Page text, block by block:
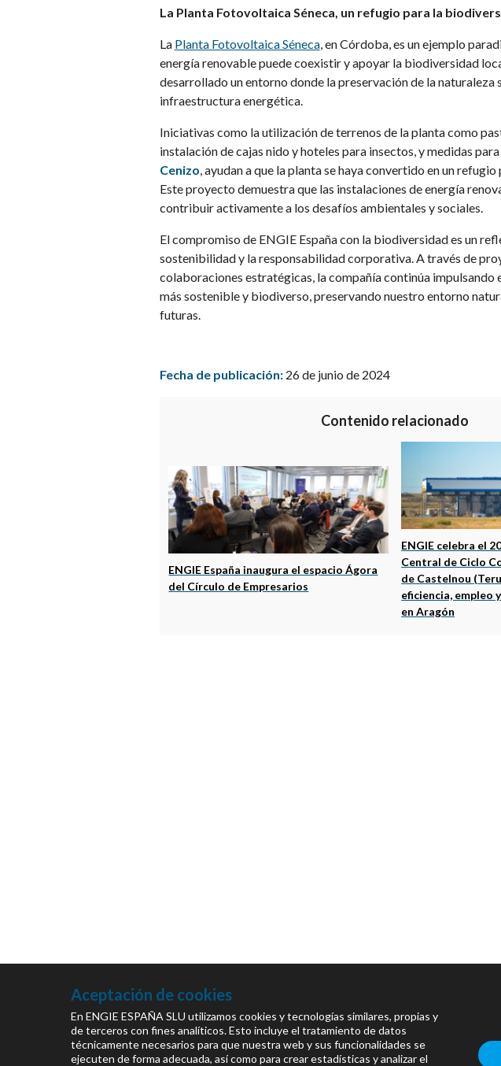
La Planta Fotovoltaica Séneca, un refugio para la
La Planta Fotovoltaica Séneca, en Córdoba, es un ejemplo
energía renovable puede coexistir y apoyar la biodiversidad
desarrollado un entorno donde la preservación de la naturaleza
infraestructura energética.
Iniciativas como la utilización de terrenos de la planta como
instalación de cajas nido y hoteles para insectos, y medidas
Cenizo , ayudan a que la planta se haya convertido en un refugio
Este proyecto demuestra que las instalaciones de energía
contribuir activamente a los desafíos ambientales y sociales.
El compromiso de ENGIE España con la biodiversidad es un
sostenibilidad y la responsabilidad corporativa. A través de
colaboraciones estratégicas, la compañía continúa impulsando
más sostenible y biodiverso, preservando nuestro entorno
futuras.
Fecha de publicación:26 de junio de 2024
Contenido relacionado
ENGIE España inaugura el espacio Ágora
del Círculo de Empresarios
ENGIE celebra el
Central de Ciclo
de Castelnou
eficiencia, empleo
en Aragón
Aceptación de cookies
En ENGIE ESPAÑA SLU utilizamos cookies y tecnologías similares, propias y
de terceros con fines analíticos. Esto incluye el tratamiento de datos
técnicamente necesarios para que nuestra web y sus funcionalidades se
ejecuten de forma adecuada, así como para crear estadísticas y analizar el